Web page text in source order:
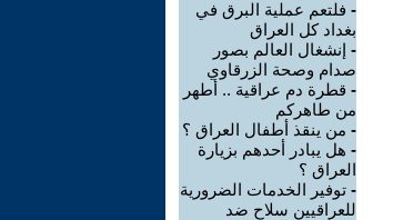
- فلتعم عملية البرق في
بغداد كل العراق
- إنشغال العالم بصور
صدام وصحة الزرقاوي
- قطرة دم عراقية .. أطهر
من طاهركم
- من ينقذ أطفال العراق ؟
- هل يبادر أحدهم بزيارة
العراق ؟
- توفير الخدمات الضرورية
للعراقيين سلاح ضد